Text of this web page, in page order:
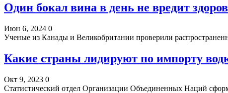
Один бокал вина в день не вредит
Июн 6, 2024 0
Ученые из Канады и Великобритании проверили
Какие страны лидируют по импорту
Окт 9, 2023 0
Статистический отдел Организации Объединенных Наций